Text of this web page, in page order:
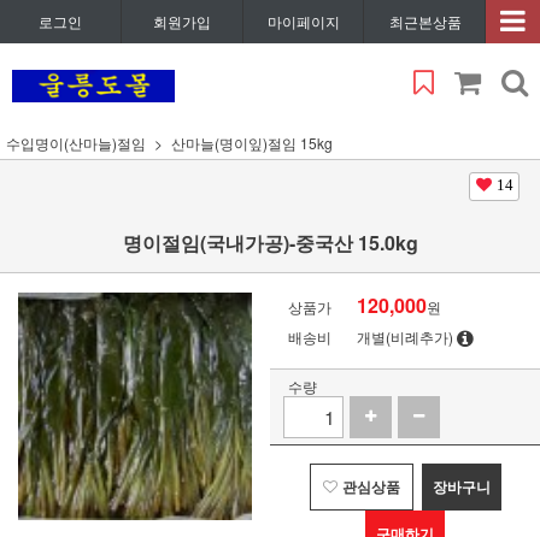
로그인 회원가입 마이페이지 최근본상품
수입명이(산마늘)절임 산마늘(명이잎)절임 15kg
14
명이절임(국내가공)-중국산 15.0kg
상품가 120,000원
배송비
개별(비례추가)
수량
관심상품 장바구니